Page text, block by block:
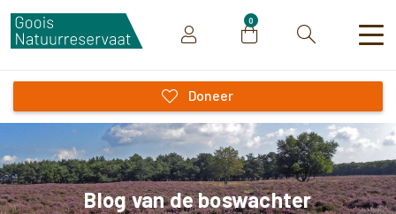
0
Zoeken
Doneer
Blog van de boswachter